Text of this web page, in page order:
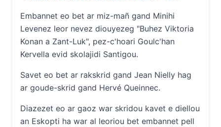
Embannet eo bet ar miz-mañ gand Minihi
Levenez leor nevez diouyezeg "Buhez Viktoria
Konan a Zant-Luk", pez-c'hoari Goulc'han
Kervella evid skolajidi Santigou.
Savet eo bet ar rakskrid gand Jean Nielly hag
ar goude-skrid gand Hervé Queinnec.
Diazezet eo ar gaoz war skridou kavet e diellou
an Eskopti ha war al leoriou bet embannet pell